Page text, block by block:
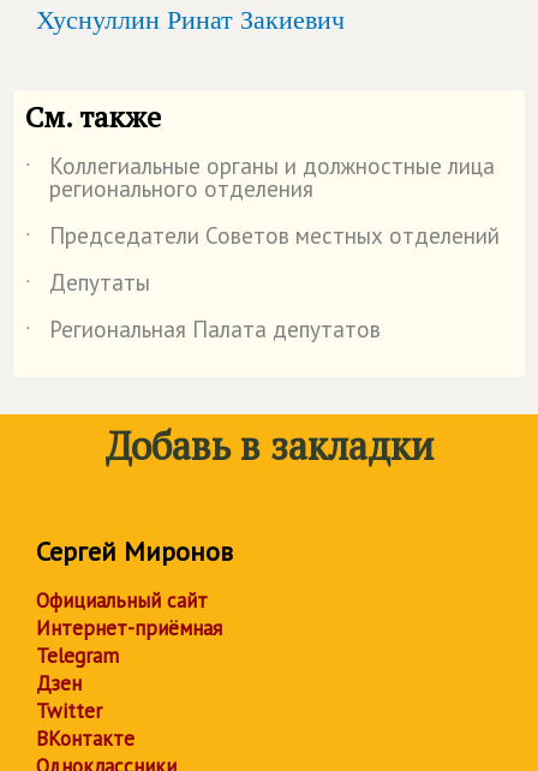
Хуснуллин Ринат Закиевич
См. также
˙ Коллегиальные органы и должностные лица
регионального отделения
˙
Председатели Советов местных отделений
˙
Депутаты
˙
Региональная Палата депутатов
Добавь в закладки
Сергей Миронов
Официальный сайт
Интернет-приёмная
Telegram
Дзен
Twitter
ВКонтакте